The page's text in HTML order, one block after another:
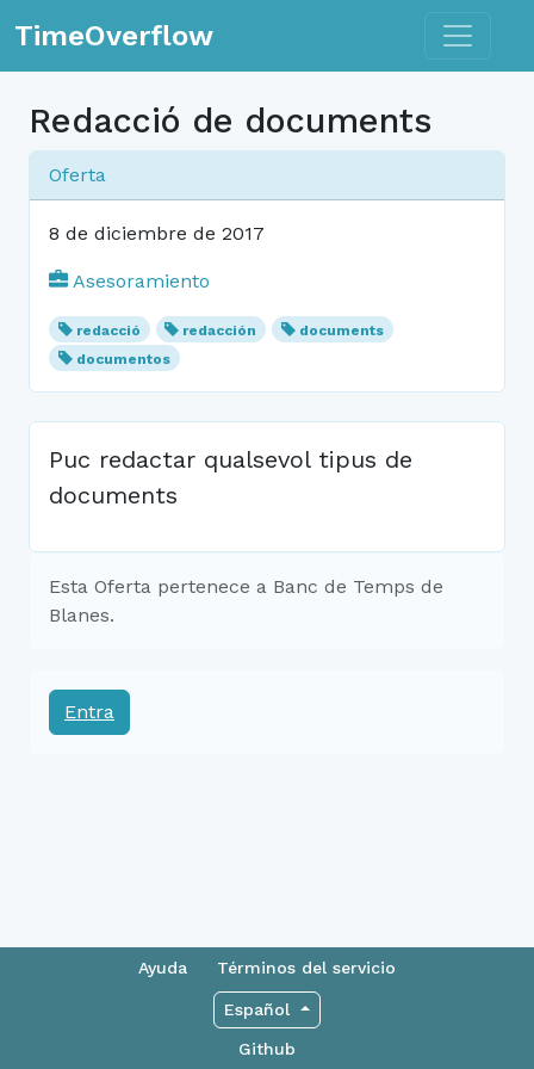
TimeOverflow Toggle
Redacció de documents
Oferta
8 de diciembre de 2017
Asesoramiento
redacció redacción
documents
documentos
Puc redactar qualsevol tipus de
documents
Esta Oferta pertenece a Banc de Temps de
Blanes.
Entra
Ayuda Términos del servicio
Español
Github